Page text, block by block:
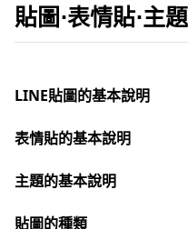
貼圖⋅表情貼⋅主題
LINE貼圖的基本說明
表情貼的基本說明
主題的基本說明
貼圖的種類